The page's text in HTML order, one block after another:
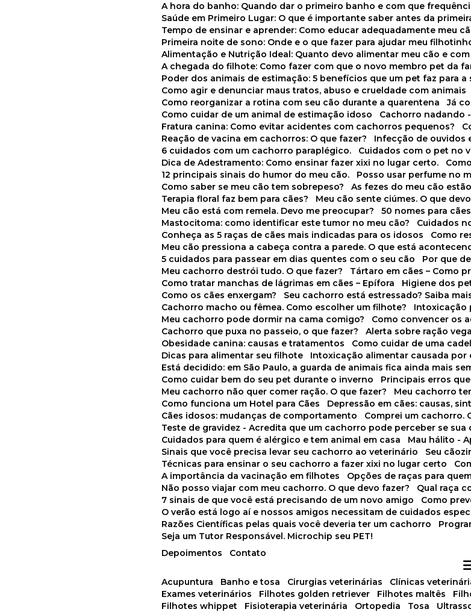
Depoimentos
A hora do banho: Quando dar o primeiro banho e com que
Saúde em Primeiro Lugar: O que é importante saber antes da
Tempo de ensinar e aprender: Como educar adequadamente meu
Primeira noite de sono: Onde e o que fazer para ajudar meu
Alimentação e Nutrição Ideal: Quanto devo alimentar meu cão e
A chegada do filhote: Como fazer com que o novo membro pet da
Poder dos animais de estimação: 5 benefícios que um pet faz para
Como agir e denunciar maus tratos, abuso e crueldade com animais
Como reorganizar a rotina com seu cão durante a quarentena
Já
Como cuidar de um animal de estimação idoso
Cachorro
Fratura canina: Como evitar acidentes com cachorros pequenos?
Reação de vacina em cachorros: O que fazer?
Infecção de ouvidos
6 cuidados com um cachorro paraplégico.
Cuidados com o pet no
Dica de Adestramento: Como ensinar fazer xixi no lugar certo.
12 principais sinais do humor do meu cão.
Posso usar perfume no
Como saber se meu cão tem sobrepeso?
As fezes do meu cão
Terapia floral faz bem para cães?
Meu cão sente ciúmes. O que
Meu cão está com remela. Devo me preocupar?
50 nomes para
Mastocitoma: como identificar este tumor no meu cão?
Cuidados
Conheça as 5 raças de cães mais indicadas para os idosos
Como
Meu cão pressiona a cabeça contra a parede. O que está
5 cuidados para passear em dias quentes com o seu cão
Por que
Meu cachorro destrói tudo. O que fazer?
Tártaro em cães – Como
Como tratar manchas de lágrimas em cães – Epífora
Higiene dos
Como os cães enxergam?
Seu cachorro está estressado? Saiba
Cachorro macho ou fêmea. Como escolher um filhote?
Meu cachorro pode dormir na cama comigo?
Como convencer os
Cachorro que puxa no passeio, o que fazer?
Alerta sobre ração
Obesidade canina: causas e tratamentos
Como cuidar de uma
Dicas para alimentar seu filhote
Intoxicação alimentar causada por
Está decidido: em São Paulo, a guarda de animais fica ainda mais
Como cuidar bem do seu pet durante o inverno
Principais erros
Meu cachorro não quer comer ração. O que fazer?
Meu cachorro
Como funciona um Hotel para Cães
Depressão em cães: causas,
Cães idosos: mudanças de comportamento
Comprei um cachorro.
Teste de gravidez - Acredita que um cachorro pode perceber se sua
Cuidados para quem é alérgico e tem animal em casa
Mau hálito -
Sinais que você precisa levar seu cachorro ao veterinário
Seu
Técnicas para ensinar o seu cachorro a fazer xixi no lugar certo
A importância da vacinação em filhotes
Opções de raças para
Não posso viajar com meu cachorro. O que devo fazer?
Qual raça
7 sinais de que você está precisando de um novo amigo
Como
O verão está logo aí e nossos amigos necessitam de cuidados
Razões Científicas pelas quais você deveria ter um cachorro
Seja um Tutor Responsável. Microchip seu PET!
Contato
acupuntura banho e tosa cirurgias veterinárias clínicas
exames veterinários
filhotes golden retriever filhotes maltês
filhotes whippet
fisioterapia veterinária ortopedia tosa